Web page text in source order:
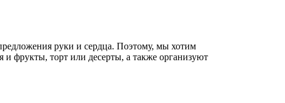
руки и сердца. Поэтому, мы хотим
фрукты, торт или десерты, а также организуют